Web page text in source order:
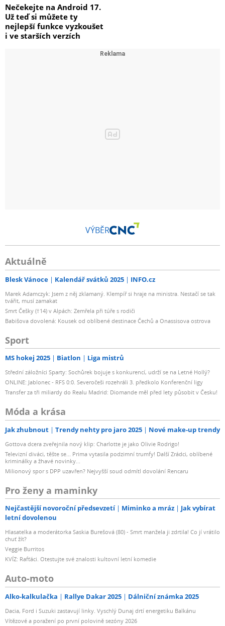
Nečekejte na Android 17.
Už teď si můžete ty
nejlepší funkce vyzkoušet
i ve starších verzích
VÝBĚR
Aktuálně
Blesk Vánoce Kalendář svátků 2025 INFO.cz
Marek Adamczyk: Jsem z něj zklamaný. Klempíř si hraje na ministra. Nestačí se tak
tvářit, musí zamakat
Smrt Češky (†14) v Alpách: Zemřela při túře s rodiči
Babišova dovolená: Kousek od oblíbené destinace Čechů a Onassisova ostrova
Sport
MS hokej 2025 Biatlon Liga mistrů
Střední záložníci Sparty: Sochůrek bojuje s konkurencí, udrží se na Letné Hollý?
ONLINE: Jablonec - RFS 0:0. Severočeši rozehráli 3. předkolo Konferenční ligy
Transfer za tři miliardy do Realu Madrid: Diomande měl před lety působit v Česku!
Móda a krása
Jak zhubnout Trendy nehty pro jaro 2025 Nové make-up trendy
Gottova dcera zveřejnila nový klip: Charlotte je jako Olivie Rodrigo!
Televizní diváci, těšte se... Prima vytasila podzimní trumfy! Další Zrádci, oblíbené
kriminálky a žhavé novinky...
Milionový spor s DPP uzavřen? Nejvyšší soud odmítl dovolání Rencaru
Pro ženy a maminky
Nejčastější novoroční předsevzetí Miminko a mráz
Jak vybírat
letní dovolenou
Hlasatelka a moderátorka Saskia Burešová (80) - Smrt manžela ji zdrtila! Co jí vrátilo
chuť žít?
Veggie Burritos
KVÍZ: Rafťáci. Otestujte své znalosti kultovní letní komedie
Auto-moto
Alko-kalkulačka Rallye Dakar 2025 Dálniční známka 2025
Dacia, Ford i Suzuki zastavují linky. Vyschlý Dunaj drtí energetiku Balkánu
Vítězové a poražení po první polovině sezóny 2026